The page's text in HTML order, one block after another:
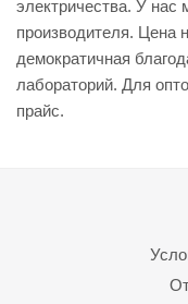
электричества. У нас
производителя. Цена
демократичная
лабораторий. Для
прайс.